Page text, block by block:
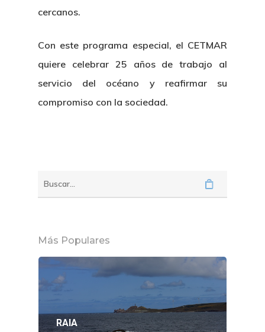
cercanos.
Con este programa especial, el CETMAR
quiere celebrar 25 años de trabajo al
servicio del océano y reafirmar su
compromiso con la sociedad.
Más Populares
RAIA